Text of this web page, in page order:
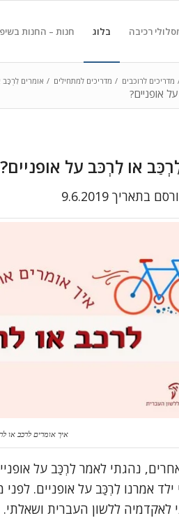
רכיבה בלוג חנות – החנות
אופניים?
מדריכים לרוכבים / מדריכים למתחילים / אומרים לִרְכַּב
או לִרְכֹּב על אופניים?
9.6.2019
איך אומרים לרכב או
נהגתי לאמר לִרְכַּב על
ילד אמרנו לִרְכַּב על אופניים.
לאקדמיה ללשון העברית